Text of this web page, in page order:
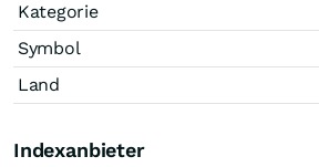
Kategorie
Symbol
Land
Indexanbieter